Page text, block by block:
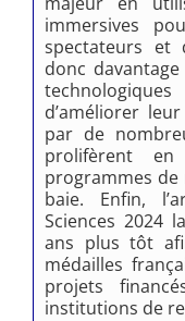
immersives
spectateurs et
donc
d’améliorer
par de
prolifèrent
programmes de
baie. Enfin,
Sciences 2024
ans plus tôt
médailles
projets
institutions de